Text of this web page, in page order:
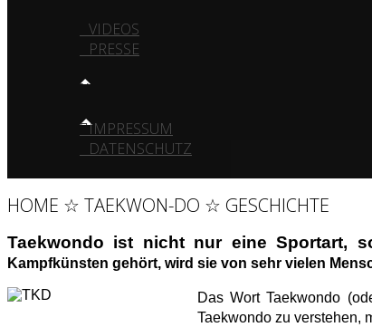
VIDEOS
PRESSE
KONTAKT
IMPRESSUM
DATENSCHUTZ
HOME ☆ TAEKWON-DO ☆ GESCHICHTE
Taekwondo ist nicht nur eine Sportart,
Kampfkünsten gehört, wird sie von sehr vielen
Das Wort Taekwondo
Taekwondo zu verstehen,